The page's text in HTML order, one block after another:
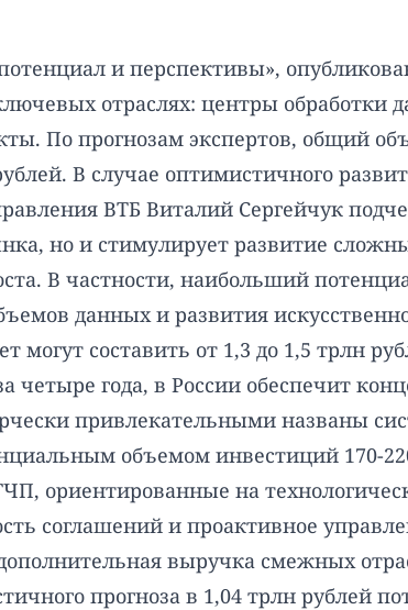
и перспективы»,
отраслях: центры обработки
По прогнозам экспертов, общий
В случае оптимистичного
ВТБ Виталий Сергейчук
но и стимулирует развитие
В частности, наибольший
данных и развития
составить от 1,3 до 1,5 трлн
четыре года, в России обеспечит
привлекательными названы
объемом инвестиций 170-
ориентированные на
соглашений и проактивное
выручка смежных
прогноза в 1,04 трлн рублей